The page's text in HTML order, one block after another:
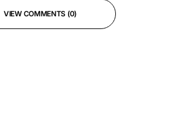
VIEW COMMENTS (0)